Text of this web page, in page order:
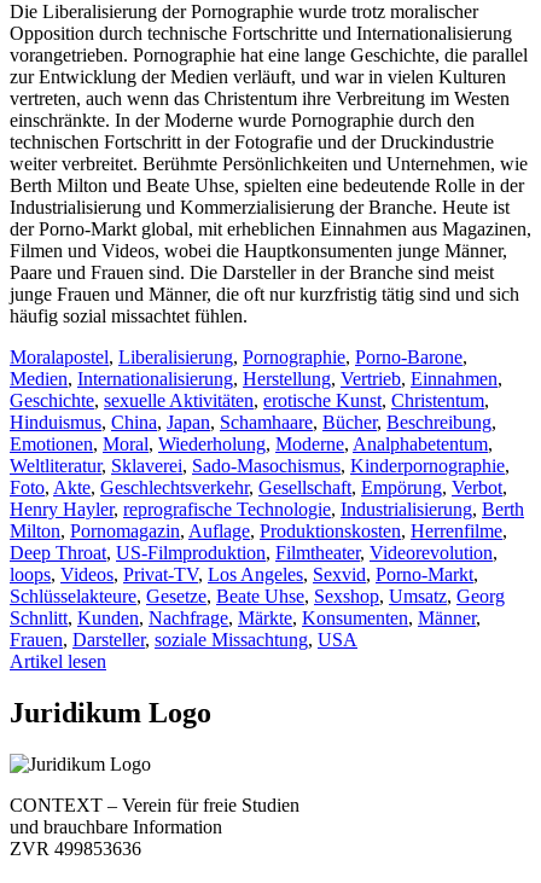
Die Liberalisierung der Pornographie wurde trotz moralischer
Opposition durch technische Fortschritte und Internationalisierung
vorangetrieben. Pornographie hat eine lange Geschichte, die parallel
zur Entwicklung der Medien verläuft, und war in vielen Kulturen
vertreten, auch wenn das Christentum ihre Verbreitung im Westen
einschränkte. In der Moderne wurde Pornographie durch den
technischen Fortschritt in der Fotografie und der Druckindustrie
weiter verbreitet. Berühmte Persönlichkeiten und Unternehmen, wie
Berth Milton und Beate Uhse, spielten eine bedeutende Rolle in der
Industrialisierung und Kommerzialisierung der Branche. Heute ist
der Porno-Markt global, mit erheblichen Einnahmen aus Magazinen,
Filmen und Videos, wobei die Hauptkonsumenten junge Männer,
Paare und Frauen sind. Die Darsteller in der Branche sind meist
junge Frauen und Männer, die oft nur kurzfristig tätig sind und sich
häufig sozial missachtet fühlen.
Moralapostel, Liberalisierung, Pornographie, Porno-Barone,
Medien, Internationalisierung, Herstellung, Vertrieb, Einnahmen,
Geschichte, sexuelle Aktivitäten, erotische Kunst, Christentum,
Hinduismus, China, Japan, Schamhaare, Bücher, Beschreibung,
Emotionen, Moral, Wiederholung, Moderne, Analphabetentum,
Weltliteratur, Sklaverei, Sado-Masochismus, Kinderpornographie,
Foto, Akte, Geschlechtsverkehr, Gesellschaft, Empörung, Verbot,
Henry Hayler, reprografische Technologie, Industrialisierung, Berth
Milton, Pornomagazin, Auflage, Produktionskosten, Herrenfilme,
Deep Throat, US-Filmproduktion, Filmtheater, Videorevolution,
loops, Videos, Privat-TV, Los Angeles, Sexvid, Porno-Markt,
Schlüsselakteure, Gesetze, Beate Uhse, Sexshop, Umsatz, Georg
Schnlitt, Kunden, Nachfrage, Märkte, Konsumenten, Männer,
Frauen, Darsteller, soziale Missachtung, USA
Artikel lesen
Juridikum Logo
CONTEXT – Verein für freie Studien
und brauchbare Information
ZVR 499853636